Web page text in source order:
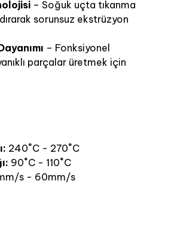
– Soğuk uçta tıkanma
sorunsuz ekstrüzyon
– Fonksiyonel
parçalar üretmek için
240˚C - 270˚C
90˚C - 110˚C
s - 60mm/s